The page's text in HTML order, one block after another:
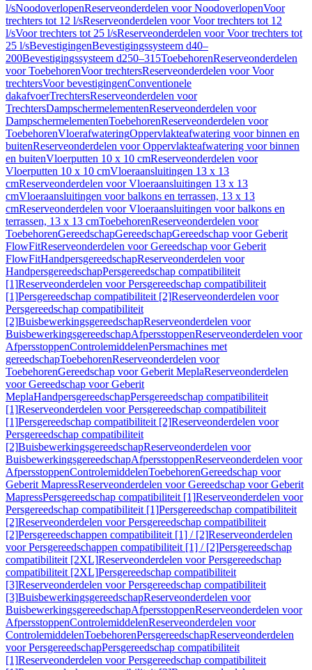
l/sNoodoverlopenReserveonderdelen voor NoodoverlopenVoor
trechters tot 12 l/sReserveonderdelen voor Voor trechters tot 12
l/sVoor trechters tot 25 l/sReserveonderdelen voor Voor trechters tot
25 l/sBevestigingenBevestigingssysteem d40–
200Bevestigingssysteem d250–315ToebehorenReserveonderdelen
voor ToebehorenVoor trechtersReserveonderdelen voor Voor
trechtersVoor bevestigingenConventionele
dakafvoerTrechtersReserveonderdelen voor
TrechtersDampschermelementenReserveonderdelen voor
DampschermelementenToebehorenReserveonderdelen voor
ToebehorenVloerafwateringOppervlakteafwatering voor binnen en
buitenReserveonderdelen voor Oppervlakteafwatering voor binnen
en buitenVloerputten 10 x 10 cmReserveonderdelen voor
Vloerputten 10 x 10 cmVloeraansluitingen 13 x 13
cmReserveonderdelen voor Vloeraansluitingen 13 x 13
cmVloeraansluitingen voor balkons en terrassen, 13 x 13
cmReserveonderdelen voor Vloeraansluitingen voor balkons en
terrassen, 13 x 13 cmToebehorenReserveonderdelen voor
ToebehorenGereedschapGereedschapGereedschap voor Geberit
FlowFitReserveonderdelen voor Gereedschap voor Geberit
FlowFitHandpersgereedschapReserveonderdelen voor
HandpersgereedschapPersgereedschap compatibiliteit
[1]Reserveonderdelen voor Persgereedschap compatibiliteit
[1]Persgereedschap compatibiliteit [2]Reserveonderdelen voor
Persgereedschap compatibiliteit
[2]BuisbewerkingsgereedschapReserveonderdelen voor
BuisbewerkingsgereedschapAfpersstoppenReserveonderdelen voor
AfpersstoppenControlemiddelenPersmachines met
gereedschapToebehorenReserveonderdelen voor
ToebehorenGereedschap voor Geberit MeplaReserveonderdelen
voor Gereedschap voor Geberit
MeplaHandpersgereedschapPersgereedschap compatibiliteit
[1]Reserveonderdelen voor Persgereedschap compatibiliteit
[1]Persgereedschap compatibiliteit [2]Reserveonderdelen voor
Persgereedschap compatibiliteit
[2]BuisbewerkingsgereedschapReserveonderdelen voor
BuisbewerkingsgereedschapAfpersstoppenReserveonderdelen voor
AfpersstoppenControlemiddelenToebehorenGereedschap voor
Geberit MapressReserveonderdelen voor Gereedschap voor Geberit
MapressPersgereedschap compatibiliteit [1]Reserveonderdelen voor
Persgereedschap compatibiliteit [1]Persgereedschap compatibiliteit
[2]Reserveonderdelen voor Persgereedschap compatibiliteit
[2]Persgereedschappen compatibiliteit [1] / [2]Reserveonderdelen
voor Persgereedschappen compatibiliteit [1] / [2]Persgereedschap
compatibiliteit [2XL]Reserveonderdelen voor Persgereedschap
compatibiliteit [2XL]Persgereedschap compatibiliteit
[3]Reserveonderdelen voor Persgereedschap compatibiliteit
[3]BuisbewerkingsgereedschapReserveonderdelen voor
BuisbewerkingsgereedschapAfpersstoppenReserveonderdelen voor
AfpersstoppenControlemiddelenReserveonderdelen voor
ControlemiddelenToebehorenPersgereedschapReserveonderdelen
voor PersgereedschapPersgereedschap compatibiliteit
[1]Reserveonderdelen voor Persgereedschap compatibiliteit